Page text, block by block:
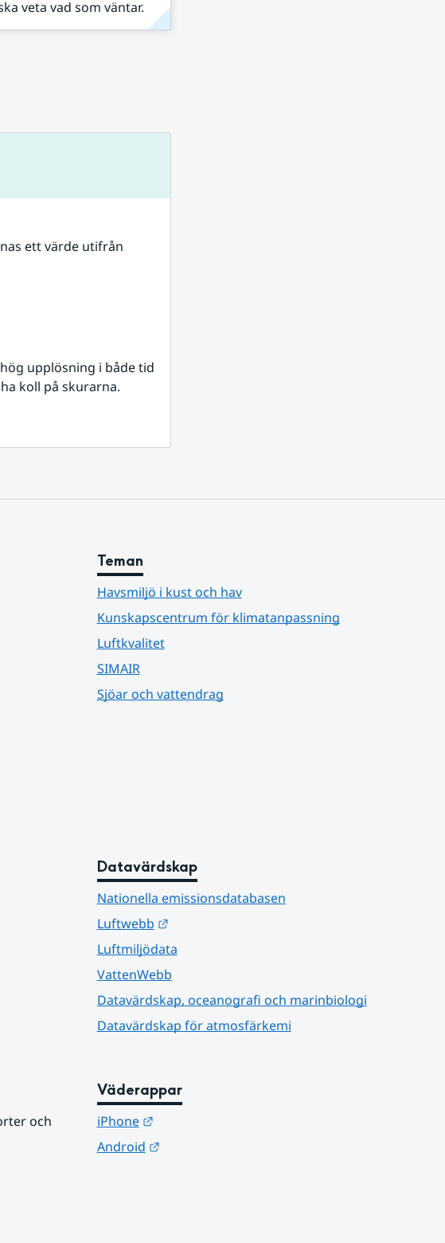
veta vad som väntar.
ett värde utifrån
upplösning i både tid
koll på skurarna.
Teman
Havsmiljö i kust och hav
Kunskapscentrum för klimatanpassning
Luftkvalitet
SIMAIR
Sjöar och vattendrag
Datavärdskap
Nationella emissionsdatabasen
Luftwebb
Länk till annan webbplats.
Luftmiljödata
VattenWebb
Datavärdskap, oceanografi och marinbiologi
Datavärdskap för atmosfärkemi
och
Väderappar
iPhone
Länk till annan webbplats.
Android
Länk till annan webbplats.